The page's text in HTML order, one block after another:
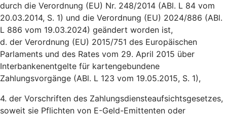
durch die Verordnung (EU) Nr. 248/2014 (ABl. L 84 vom
20.03.2014, S. 1) und die Verordnung (EU) 2024/886 (ABl.
L 886 vom 19.03.2024) geändert worden ist,
d. der Verordnung (EU) 2015/751 des Europäischen
Parlaments und des Rates vom 29. April 2015 über
Interbankenentgelte für kartengebundene
Zahlungsvorgänge (ABl. L 123 vom 19.05.2015, S. 1),
4. der Vorschriften des Zahlungsdiensteaufsichtsgesetzes,
soweit sie Pflichten von E-Geld-Emittenten oder